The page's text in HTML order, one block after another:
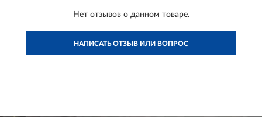
Нет отзывов о данном товаре.
НАПИСАТЬ ОТЗЫВ ИЛИ ВОПРОС